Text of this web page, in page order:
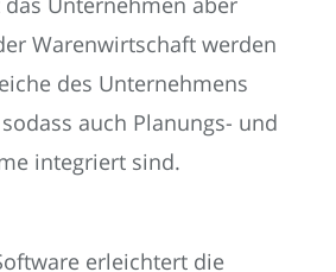
Warenwirtschaft werden
des Unternehmens
auch Planungs- und
integriert sind.
erleichtert die